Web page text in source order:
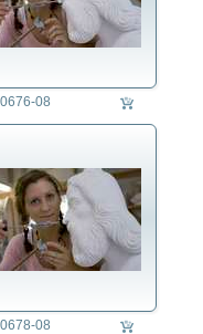
08
08